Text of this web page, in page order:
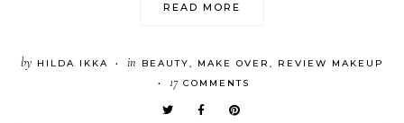
READ MORE
by HILDA IKKA • in BEAUTY, MAKE OVER , REVIEW MAKEUP
• 17COMMENTS